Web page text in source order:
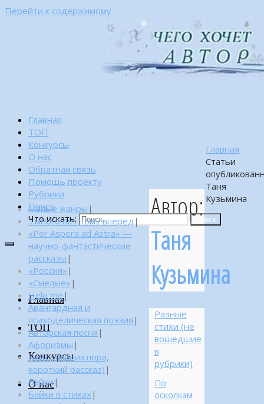
Перейти к содержимому
Главная
ТОП
Конкурсы
О нас
Обратная связь
Помощь проекту
Рубрики
Поиск
Что искать:
Поиск
Главная
ТОП
Конкурсы
О нас
Главная
Статьи
Таня
Кузьмина
Автор:
Таня
Кузьмина
Разные
стихи (не
вошедшие
в
рубрики)
По
осколкам
Малые жанры |
…много лет тому вперед |
«Per Aspera ad Astra» —
научно-фантастические
рассказы |
«Россия» |
«Смелые» |
Help me|
Авангардная и
психоделическая поэзия |
Авторская песня |
Афоризмы |
Байка (миниатюра,
короткий рассказ) |
Байки|
Байки в стихах |